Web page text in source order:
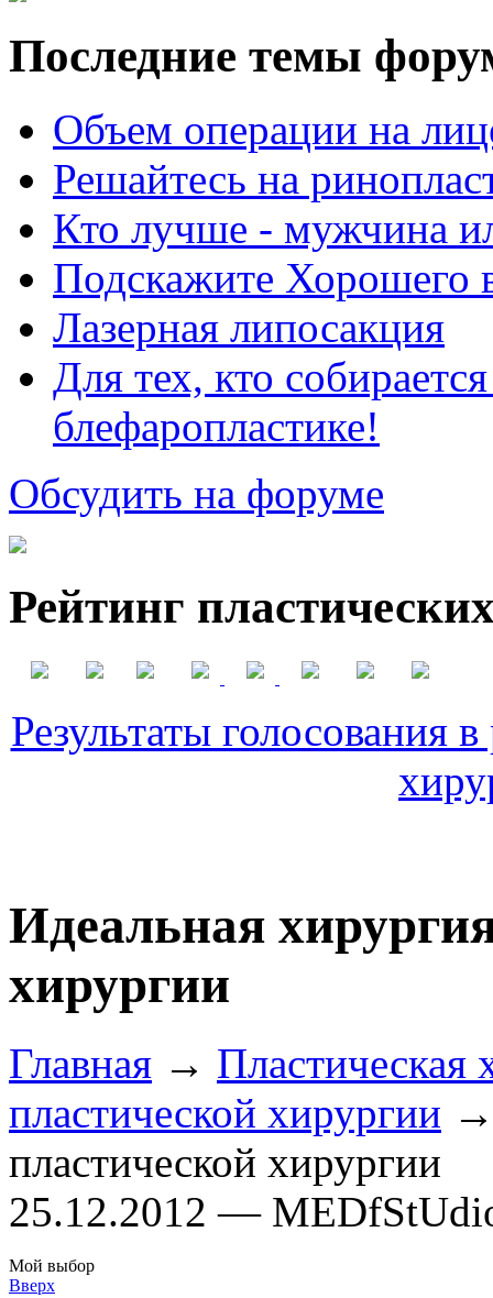
Последние темы
Объем операции на
Решайтесь на
Кто лучше - мужчина
Подскажите Хорошего
Лазерная липосакция
Для тех, кто
блефаропластике!
Обсудить на форуме
Рейтинг
Результаты голосования
Идеальная
хирургии
Главная → Пластическая
пластической хирургии →
пластической хирургии
25.12.2012 —
Мой выбор
Вверх